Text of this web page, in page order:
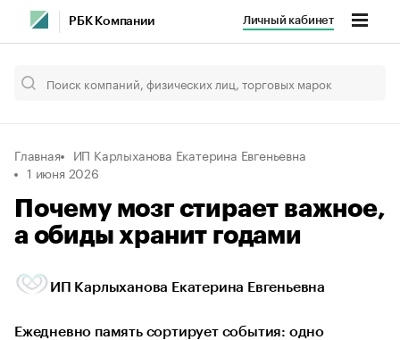
РБК Компании Личный кабинет
Главная
ИП Карлыханова Екатерина Евгеньевна
1 июня 2026
Почему мозг стирает важное,
а обиды хранит годами
ИП Карлыханова Екатерина Евгеньевна
Ежедневно память сортирует события: одно